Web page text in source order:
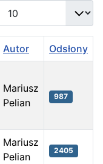
Pokaż #
Autor Odsłony
Mariusz
Pelian
987
Mariusz
Pelian
2405